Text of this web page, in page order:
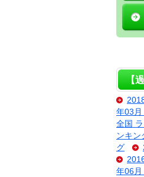
【
年03
全国
ンキン
グ
年06